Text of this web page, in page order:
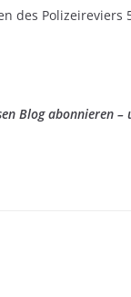
des
Blog abonnieren